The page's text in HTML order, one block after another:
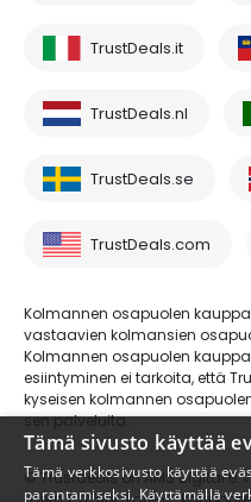
TrustDeals.it
TrustDeals.nl
TrustDeals.se
TrustDeals.com
Kolmannen osapuolen
vastaavien kolmansien
Kolmannen osapuolen
esiintyminen ei tarkoita, että
kyseisen kolmannen
sen palveluita.
© Trustdeals on AMS Digital
Tämä sivusto käyttää
Tämä verkkosivusto käyttää
parantamiseksi. Käyttämällä